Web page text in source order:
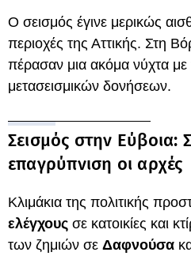
Ο σεισμός έγινε μερικώς
περιοχές της Αττικής. Στη
πέρασαν μια ακόμα νύχτα
μετασεισμικών δονήσεων.
Σεισμός στην Εύβοια:
επαγρύπνιση οι αρχές
Κλιμάκια της πολιτικής
ελέγχους σε κατοικίες και
των ζημιών σε Δαφνούσα